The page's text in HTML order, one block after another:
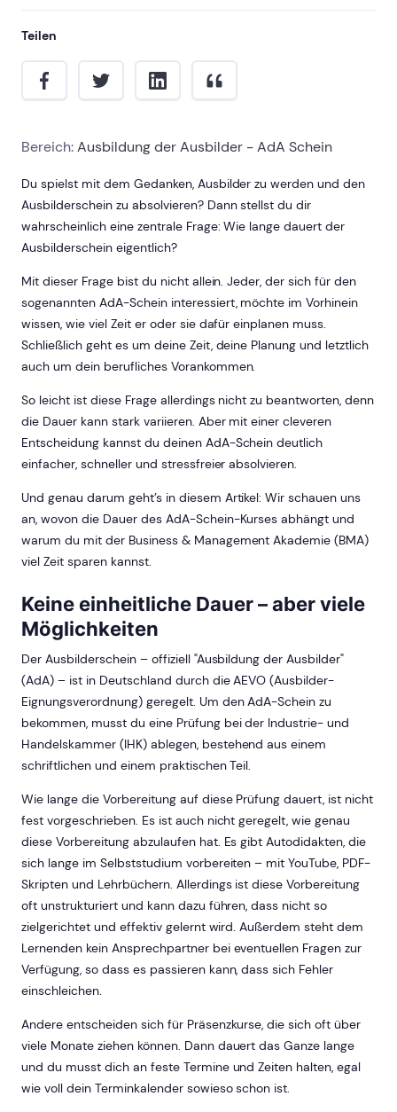
Teilen
Bereich:Ausbildung der Ausbilder - AdA Schein
Du spielst mit dem Gedanken, Ausbilder zu werden und den
Ausbilderschein zu absolvieren? Dann stellst du dir
wahrscheinlich eine zentrale Frage: Wie lange dauert der
Ausbilderschein eigentlich?
Mit dieser Frage bist du nicht allein. Jeder, der sich für den
sogenannten AdA-Schein interessiert, möchte im Vorhinein
wissen, wie viel Zeit er oder sie dafür einplanen muss.
Schließlich geht es um deine Zeit, deine Planung und letztlich
auch um dein berufliches Vorankommen.
So leicht ist diese Frage allerdings nicht zu beantworten, denn
die Dauer kann stark variieren. Aber mit einer cleveren
Entscheidung kannst du deinen AdA-Schein deutlich
einfacher, schneller und stressfreier absolvieren.
Und genau darum geht’s in diesem Artikel: Wir schauen uns
an, wovon die Dauer des AdA-Schein-Kurses abhängt und
warum du mit der Business & Management Akademie (BMA)
viel Zeit sparen kannst.
Keine einheitliche Dauer – aber viele
Möglichkeiten
Der Ausbilderschein – offiziell "Ausbildung der Ausbilder"
(AdA) – ist in Deutschland durch die AEVO (Ausbilder-
Eignungsverordnung) geregelt. Um den AdA-Schein zu
bekommen, musst du eine Prüfung bei der Industrie- und
Handelskammer (IHK) ablegen, bestehend aus einem
schriftlichen und einem praktischen Teil.
Wie lange die Vorbereitung auf diese Prüfung dauert, ist nicht
fest vorgeschrieben. Es ist auch nicht geregelt, wie genau
diese Vorbereitung abzulaufen hat. Es gibt Autodidakten, die
sich lange im Selbststudium vorbereiten – mit YouTube, PDF-
Skripten und Lehrbüchern. Allerdings ist diese Vorbereitung
oft unstrukturiert und kann dazu führen, dass nicht so
zielgerichtet und effektiv gelernt wird. Außerdem steht dem
Lernenden kein Ansprechpartner bei eventuellen Fragen zur
Verfügung, so dass es passieren kann, dass sich Fehler
einschleichen.
Andere entscheiden sich für Präsenzkurse, die sich oft über
viele Monate ziehen können. Dann dauert das Ganze lange
und du musst dich an feste Termine und Zeiten halten, egal
wie voll dein Terminkalender sowieso schon ist.